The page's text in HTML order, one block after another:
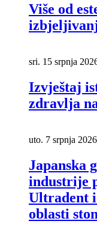
Više od
sri. 15 srpnja
Izvještaj
zdravlja
uto. 7 srpnja 2026
Japanska
industrije
Ultradent
oblasti